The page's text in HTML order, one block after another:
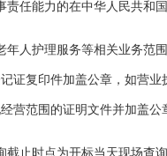
责任能力的在中华人民共和
年人护理服务等相关业务范围
记证复印件加盖公章，如营
营范围的证明文件并加盖公
截止时点为开标当天现场查